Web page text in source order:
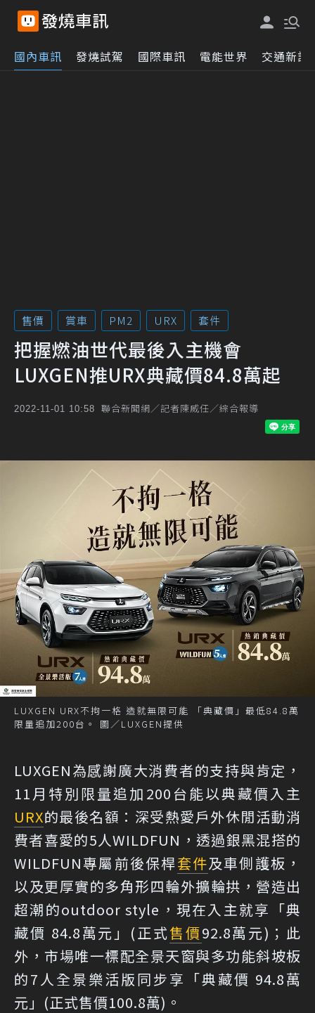
國內車訊 發燒試駕 國際車訊 電能世界 交通新訊
售價 賞車 PM2 URX 套件
把握燃油世代最後入主機會
LUXGEN推URX典藏價84.8萬起
2022-11-01 10:58 聯合新聞網／記者陳威任／綜合報導
LUXGEN URX不拘一格 造就無限可能 「典藏價」最低84.8萬
限量追加200台。 圖／LUXGEN提供
LUXGEN為感謝廣大消費者的支持與肯定，
11月特別限量追加200台能以典藏價入主
URX的最後名額：深受熱愛戶外休閒活動消
費者喜愛的5人WILDFUN，透過銀黑混搭的
WILDFUN專屬前後保桿套件及車側護板，
以及更厚實的多角形四輪外擴輪拱，營造出
超潮的outdoor style，現在入主就享「典
藏價 84.8萬元」(正式售價92.8萬元)；此
外，市場唯一標配全景天窗與多功能斜坡板
的7人全景樂活版同步享「典藏價 94.8萬
元」(正式售價100.8萬)。